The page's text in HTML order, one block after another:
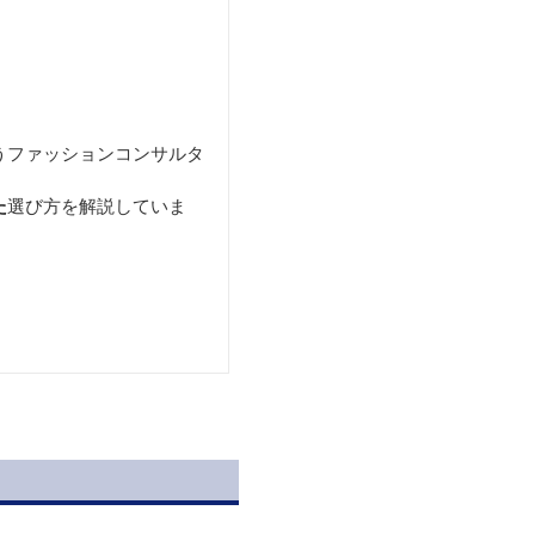
ァッションコンサルタ
選び方を解説していま